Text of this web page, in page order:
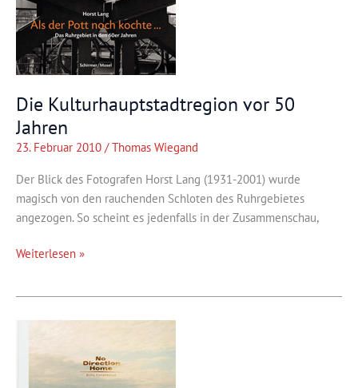
Die Kulturhauptstadtregion vor 50
Jahren
23. Februar 2010 /Thomas Wiegand
Der Blick des Fotografen Horst Lang (1931-2001) wurde
magisch von den rauchenden Schloten des Ruhrgebietes
angezogen. So scheint es jedenfalls in der Zusammenschau,
Die
Weiterlesen »